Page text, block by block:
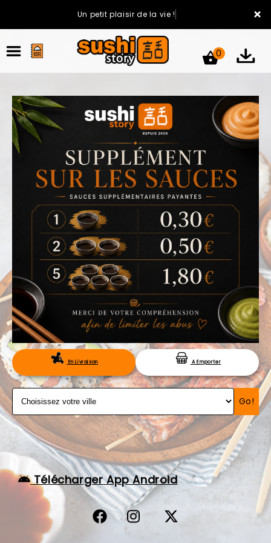
×
Un petit plaisir de la vie !
ACCUEIL
LA CARTE
VOTRE COMPTE
NOTRE RESTAURANT
VOS AVIS
MENTIONS LÉGALES
C.G.V
RÉSERVATION
0
En Livraison A Emporter
Go!
Télécharger App Android